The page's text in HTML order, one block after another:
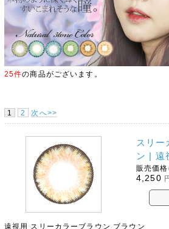
25件の商品がございます。
1 2 次へ>>
スリー
ン | 遠
販売価格
4,250
遠視用 スリーカラーブラウン ブラウン